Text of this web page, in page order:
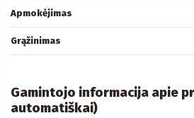
Apmokėjimas
Grąžinimas
Gamintojo informacija apie
automatiškai)